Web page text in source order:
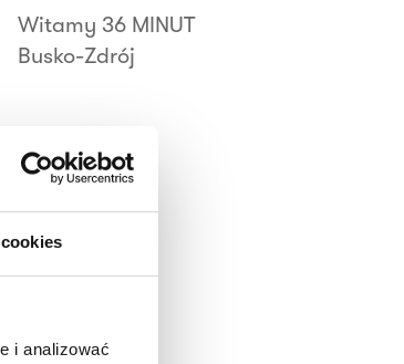
i analizować
Witamy 36 MINUT
Busko-Zdrój